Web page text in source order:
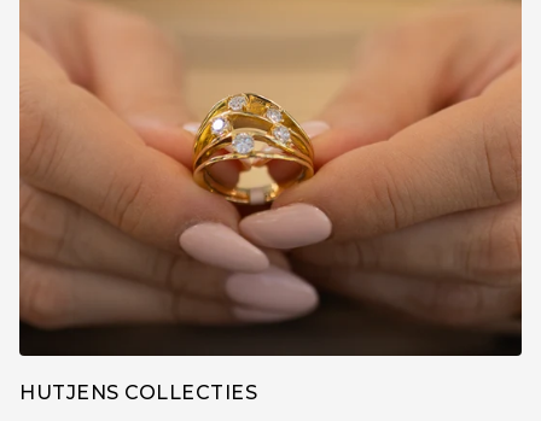
HUTJENS COLLECTIES